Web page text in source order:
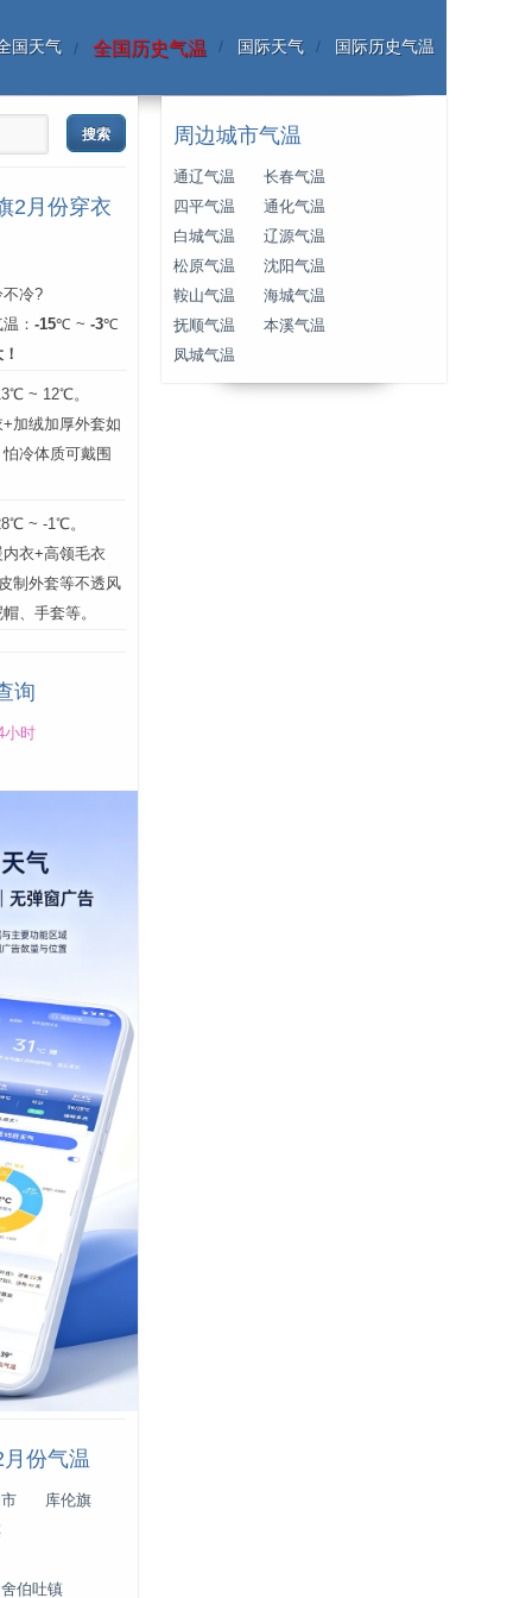
国天气 全国历史气温 国际天气 国际历史气温
2月份穿衣
不冷?
： -15℃ ~ -3℃
~ 12℃。
加绒加厚外套如
冷体质可戴围
~ -1℃。
衣+高领毛衣
制外套等不透风
、手套等。
询
小时
份气温
库伦旗
舍伯吐镇
周边城市气温
通辽气温
长春气温
四平气温
通化气温
白城气温
辽源气温
松原气温
沈阳气温
鞍山气温
海城气温
抚顺气温
本溪气温
凤城气温